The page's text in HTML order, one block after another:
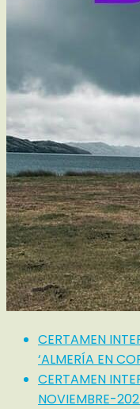
CERTAMEN
‘ALMERÍA EN
CERTAMEN
NOVIEMBRE-